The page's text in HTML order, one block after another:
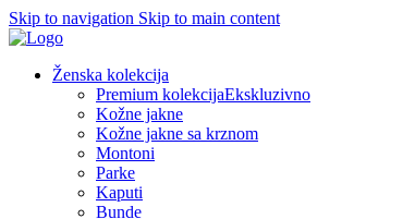
Skip to navigation Skip to main content
Ženska kolekcija
Premium kolekcijaEkskluzivno
Kožne jakne
Kožne jakne sa krznom
Montoni
Parke
Kaputi
Bunde